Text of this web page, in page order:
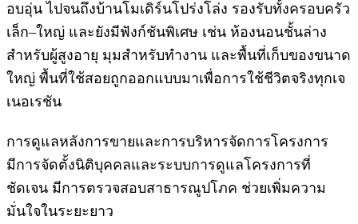
อบอุ่น ไปจนถึงบ้านโมเดิร์นโปร่งโล่ง รองรับทั้งครอบครัว
เล็ก–ใหญ่ และยังมีฟังก์ชันพิเศษ เช่น ห้องนอนชั้นล่าง
สำหรับผู้สูงอายุ มุมสำหรับทำงาน และพื้นที่เก็บของขนาด
ใหญ่ พื้นที่ใช้สอยถูกออกแบบมาเพื่อการใช้ชีวิตจริงทุกเจ
เนอเรชัน
การดูแลหลังการขายและการบริหารจัดการโครงการ
มีการจัดตั้งนิติบุคคลและระบบการดูแลโครงการที่
ชัดเจน มีการตรวจสอบสาธารณูปโภค ช่วยเพิ่มความ
มั่นใจในระยะยาว